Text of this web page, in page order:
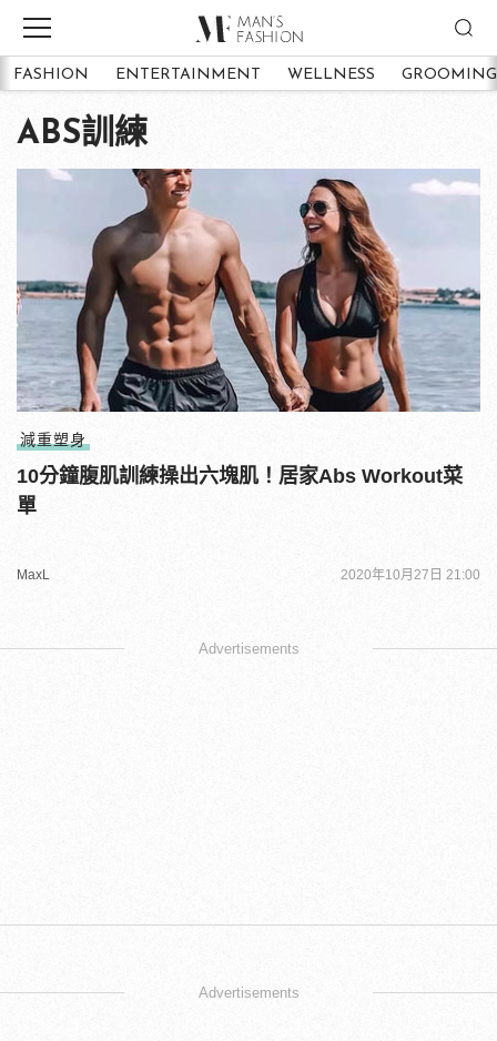
FASHION ENTERTAINMENT WELLNESS GROOMING
ABS訓練
減重塑身
10分鐘腹肌訓練操出六塊肌！居家Abs Workout菜
單
MaxL 2020年10月27日 21:00
Advertisements
Advertisements